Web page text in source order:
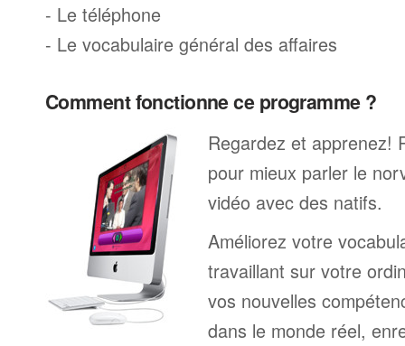
- Le téléphone
- Le vocabulaire général des affaires
Comment fonctionne ce programme ?
Regardez et apprenez!
pour mieux parler le
vidéo avec des natifs.
Améliorez votre
travaillant sur votre
vos nouvelles
dans le monde réel,